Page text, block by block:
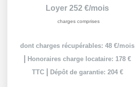
Loyer 252 €/mois
charges comprises
dont charges récupérables: 48 €/mois
Honoraires charge locataire: 178 €
TTC
Dépôt de garantie: 204 €